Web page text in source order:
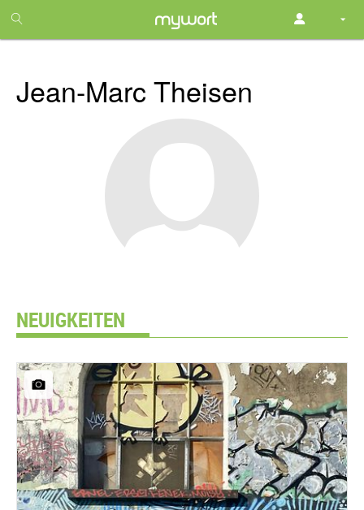
month
free
Jean-Marc Theisen
NEUIGKEITEN